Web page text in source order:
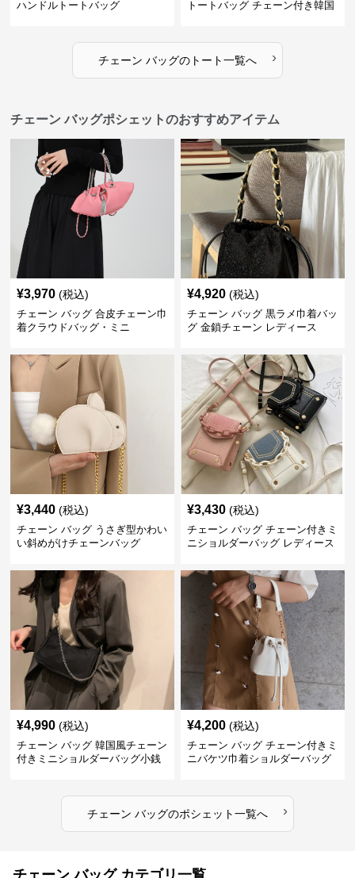
ハンドルトートバッグ
トートバッグ チェーン付き韓国
チェーン バッグのトート一覧へ ›
チェーン バッグポシェットのおすすめアイテム
¥3,970 (税込)
チェーン バッグ 合皮チェーン巾
着クラウドバッグ・ミニ
¥4,920 (税込)
チェーン バッグ 黒ラメ巾着バッ
グ 金鎖チェーン レディース
¥3,440 (税込)
チェーン バッグ うさぎ型かわい
い斜めがけチェーンバッグ
¥3,430 (税込)
チェーン バッグ チェーン付きミ
ニショルダーバッグ レディース
¥4,990 (税込)
チェーン バッグ 韓国風チェーン
付きミニショルダーバッグ小銭
¥4,200 (税込)
チェーン バッグ チェーン付きミ
ニバケツ巾着ショルダーバッグ
チェーン バッグのポシェット一覧へ ›
チェーン バッグ カテゴリ一覧